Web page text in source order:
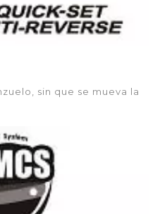
sin que se mueva la